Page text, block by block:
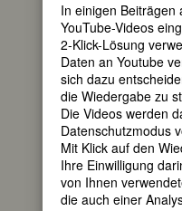
JANE ADDAMS
In einigen Beiträgen
YouTube-Videos
2-Klick-Lösung
Daten an Youtube
sich dazu
die Wiedergabe zu
Die Videos werden
Datenschutzmodus
Mit Klick auf den
Ihre Einwilligung
von Ihnen
die auch einer